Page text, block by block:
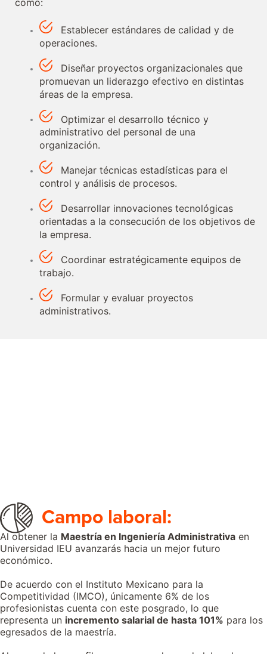
Establecer estándares de calidad y de
operaciones.
Diseñar proyectos organizacionales que
promuevan un liderazgo efectivo en distintas
áreas de la empresa.
Optimizar el desarrollo técnico y
administrativo del personal de una
organización.
Manejar técnicas estadísticas para el
control y análisis de procesos.
Desarrollar innovaciones tecnológicas
orientadas a la consecución de los objetivos de
la empresa.
Coordinar estratégicamente equipos de
trabajo.
Formular y evaluar proyectos
administrativos.
Campo laboral:
Al obtener la Maestría en Ingeniería Administrativa en
Universidad IEU avanzarás hacia un mejor futuro
económico.
De acuerdo con el Instituto Mexicano para la
Competitividad (IMCO), únicamente 6% de los
profesionistas cuenta con este posgrado, lo que
representa un incremento salarial de hasta 101% para los
egresados de la maestría.